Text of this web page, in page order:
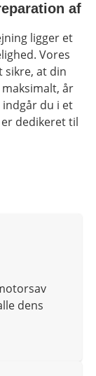
af
ligger et
Vores
at din
år
du i et
dedikeret til
dens